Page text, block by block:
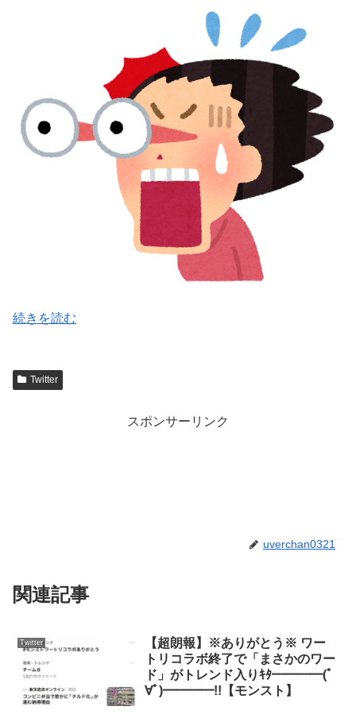
続きを読む
Twitter
スポンサーリンク
uverchan0321
関連記事
Twitter
【超朗報】※ありがとう※ ワー
トリコラボ終了で「まさかのワー
ド」がトレンド入りｷﾀ━━━━(ﾟ
∀ﾟ)━━━━!!【モンスト】